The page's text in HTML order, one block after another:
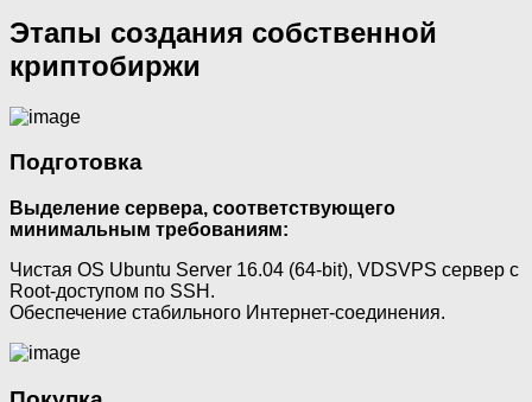
Этапы создания собственной
криптобиржи
Подготовка
Выделение сервера, соответствующего
минимальным требованиям:
Чистая OS Ubuntu Server 16.04 (64-bit), VDSVPS сервер с
Root-доступом по SSH.
Обеспечение стабильного Интернет-соединения.